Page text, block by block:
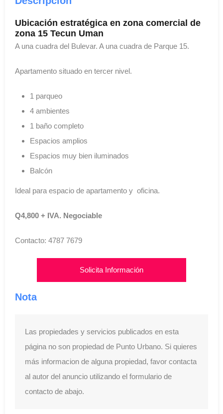
Ubicación estratégica en zona comercial de
zona 15 Tecun Uman
A una cuadra del Bulevar. A una cuadra de Parque 15.
Apartamento situado en tercer nivel.
1 parqueo
4 ambientes
1 baño completo
Espacios amplios
Espacios muy bien iluminados
Balcón
Ideal para espacio de apartamento y oficina.
Q4,800 + IVA. Negociable
Contacto: 4787 7679
Solicita Información
Nota
Las propiedades y servicios publicados en esta
página no son propiedad de Punto Urbano. Si quieres
más informacion de alguna propiedad, favor contacta
al autor del anuncio utilizando el formulario de
contacto de abajo.